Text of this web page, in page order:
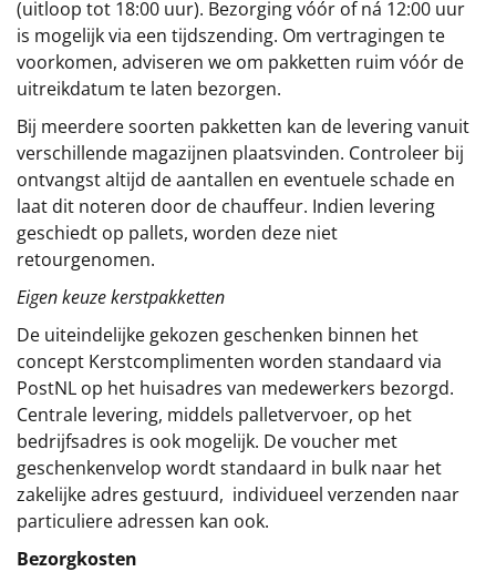
(uitloop tot 18:00 uur). Bezorging vóór of ná 12:00 uur
is mogelijk via een tijdszending. Om vertragingen te
voorkomen, adviseren we om pakketten ruim vóór de
uitreikdatum te laten bezorgen.
Bij meerdere soorten pakketten kan de levering vanuit
verschillende magazijnen plaatsvinden. Controleer bij
ontvangst altijd de aantallen en eventuele schade en
laat dit noteren door de chauffeur. Indien levering
geschiedt op pallets, worden deze niet
retourgenomen.
Eigen keuze kerstpakketten
De uiteindelijke gekozen geschenken binnen het
concept Kerstcomplimenten worden standaard via
PostNL op het huisadres van medewerkers bezorgd.
Centrale levering, middels palletvervoer, op het
bedrijfsadres is ook mogelijk. De voucher met
geschenkenvelop wordt standaard in bulk naar het
zakelijke adres gestuurd, individueel verzenden naar
particuliere adressen kan ook.
Bezorgkosten